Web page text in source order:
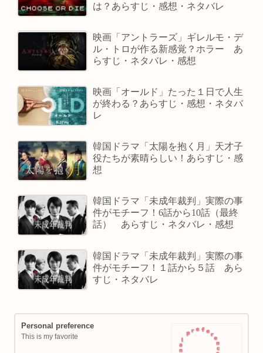
は？あらすじ・感想・ネタバレ
映画「アントラーズ」ギレルモ・デ
ル・トロが作る新感覚？ホラー あ
らすじ・ネタバレ・感想
映画「オールド」たった１日で人生
が終わる？あらすじ・感想・ネタバ
レ
韓国ドラマ「太陽を抱く月」天才子
役たちが素晴らしい！あらすじ・感
想
韓国ドラマ「未成年裁判」実際の事
件がモチーフ！6話から10話（最終
話） あらすじ・ネタバレ・感想
韓国ドラマ「未成年裁判」実際の事
件がモチーフ！１話から５話 あら
すじ・ネタバレ
Personal preference
This is my favorite